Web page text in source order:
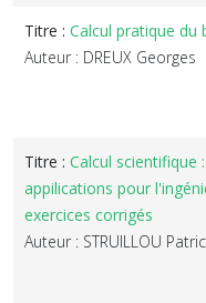
Titre : Calcul pratique du
Auteur : DREUX Georges
Titre : Calcul scientifique
appilications pour
exercices corrigés
Auteur : STRUILLOU